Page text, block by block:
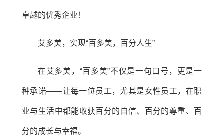
卓越的优秀企业！
艾多美，实现“百多美，百分人生”
在艾多美，“百多美”不仅是一句口号，更是一
种承诺——让每一位员工，尤其是女性员工，在职
业与生活中都能收获百分的自信、百分的尊重、百
分的成长与幸福。